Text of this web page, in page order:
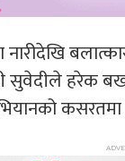
नारीदेखि
सुवेदीले हरेक